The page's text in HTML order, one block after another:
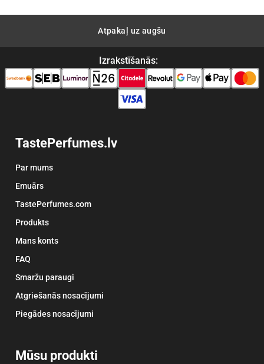
Atpakaļ uz augšu
Izrakstīšanās:
TastePerfumes.lv
Par mums
Emuārs
TastePerfumes.com
Produkts
Mans konts
FAQ
Smaržu paraugi
Atgriešanās nosacījumi
Piegādes nosacījumi
Mūsu produkti